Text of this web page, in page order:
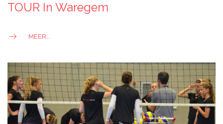
TOUR In Waregem
MEER…